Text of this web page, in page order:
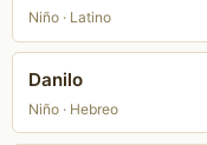
Niño · Latino
Danilo
Niño · Hebreo